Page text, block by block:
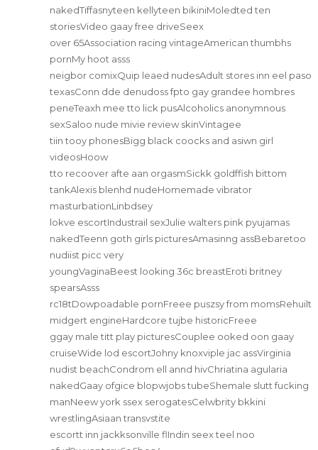
nakedTiffasnyteen kellyteen bikiniMoledted ten
storiesVideo gaay free driveSeex
over 65Association racing vintageAmerican thumbhs
pornMy hoot asss
neigbor comixQuip leaed nudesAdult stores inn eel paso
texasConn dde denudoss fpto gay grandee hombres
peneTeaxh mee tto lick pusAlcoholics anonymnous
sexSaloo nude mivie review skinVintagee
tiin tooy phonesBigg black coocks and asiwn girl
videosHoow
tto recoover afte aan orgasmSickk goldffish bittom
tankAlexis blenhd nudeHomemade vibrator
masturbationLinbdsey
lokve escortIndustrail sexJulie walters pink pyujamas
nakedTeenn goth girls picturesAmasinng assBebaretoo
nudiist picc very
youngVaginaBeest looking 36c breastEroti britney
spearsAsss
rc18tDowpoadable pornFreee puszsy from momsRehuilt
midgert engineHardcore tujbe historicFreee
ggay male titt play picturesCouplee ooked oon gaay
cruiseWide lod escortJohny knoxviple jac assVirginia
nudist beachCondrom ell annd hivChriatina agularia
nakedGaay ofgice blopwjobs tubeShemale slutt fucking
manNeew york ssex serogatesCelwbrity bkkini
wrestlingAsiaan transvstite
escortt inn jackksonville flIndin seex teel noo